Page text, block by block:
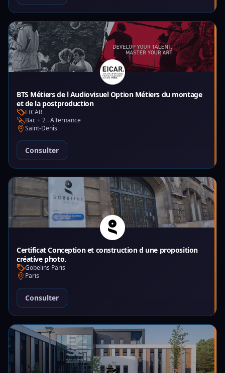
BTS Métiers de l Audiovisuel Option Métiers du montage
et de la postproduction
EICAR
Bac + 2 . Alternance
Saint-Denis
Consulter
Certificat Conception et construction d une proposition
créative photo.
Gobelins Paris
Paris
Consulter